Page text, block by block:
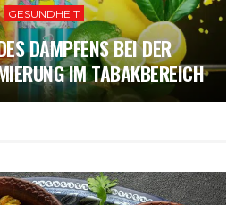
GESUNDHEIT
DAMPFENS BEI DER
IM TABAKBEREICH